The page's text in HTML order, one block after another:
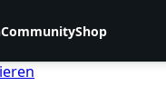
CommunityShop